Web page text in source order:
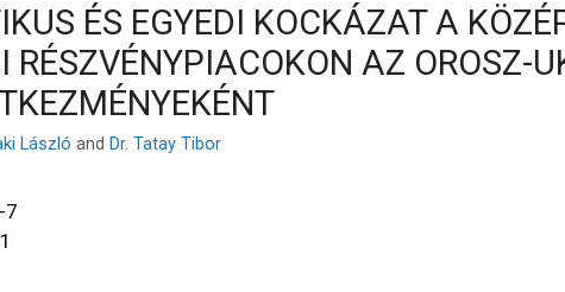
ÉS EGYEDI KOCKÁZAT A
RÉSZVÉNYPIACOKON AZ OROSZ-
László and Dr. Tatay Tibor
7